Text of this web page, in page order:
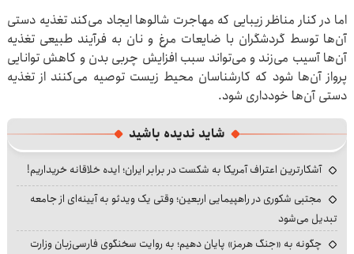
اما در کنار مناظر زیبایی که مهاجرت شالوها ایجاد می‌کند تغذیه دستی
آن‌ها توسط گردشگران با ضایعات مرغ و نان به فرآیند طبیعی تغذیه
آن‌ها آسیب می‌زند و می‌تواند سبب افزایش چربی بدن و کاهش توانایی
پرواز آن‌ها شود که کارشناسان محیط زیست توصیه می‌کنند از تغذیه
دستی آن‌ها خودداری شود.
شاید ندیده باشید
آشکارترین اعتراف آمریکا به شکست در برابر ایران؛ ایده خلاقانه خریداریم!
مجتبی شکوری در راهپیمایی اربعین؛ وقتی یک ویدئو به آیینه‌ای از جامعه
تبدیل می‌شود
چگونه به «جنگ هرمز» پایان دهیم؛ به روایت سخنگوی فارسی‌زبان وزارت